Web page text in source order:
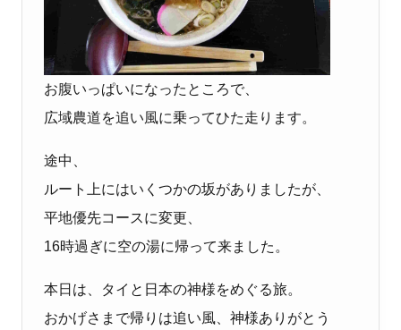
お腹いっぱいになったところで、
広域農道を追い風に乗ってひた走ります。
途中、
ルート上にはいくつかの坂がありましたが、
平地優先コースに変更、
16時過ぎに空の湯に帰って来ました。
本日は、タイと日本の神様をめぐる旅。
おかげさまで帰りは追い風、神様ありがとう